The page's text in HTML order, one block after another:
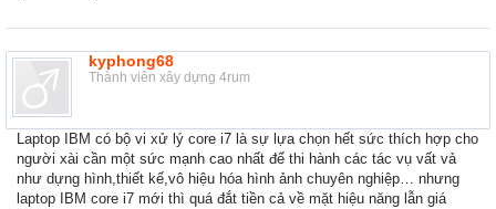
kyphong68
Thành viên xây dựng 4rum
Laptop IBM có bộ vi xử lý core i7 là sự lựa chọn hết sức thích hợp cho
người xài cần một sức mạnh cao nhất để thi hành các tác vụ vất vả
như dựng hình,thiết kế,vô hiệu hóa hình ảnh chuyên nghiệp… nhưng
laptop IBM core i7 mới thì quá đắt tiền cả về mặt hiệu năng lẫn giá